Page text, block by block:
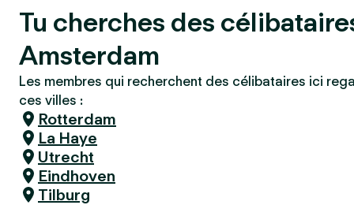
Tu cherches des
Amsterdam
Les membres qui recherchent des célibataires ici
ces villes :
Rotterdam
La Haye
Utrecht
Eindhoven
Tilburg